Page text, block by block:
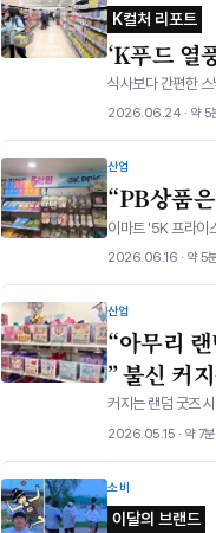
K컬처 리포트
‘K푸드 열
식사보다 간편한
2026.06.24 · 약 5
산업
“PB상품
이마트 '5K 프라이
2026.06.16 · 약 5
산업
“아무리
⁠” 불신 커
커지는 랜덤 굿즈
2026.05.15 · 약 7분
소비
이달의 브랜드